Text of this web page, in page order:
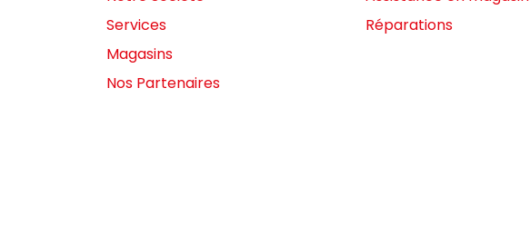
Services
Magasins
Nos Partenaires
Réparations